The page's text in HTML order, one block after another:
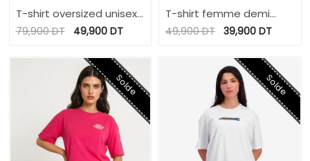
T-shirt oversized unisexe
manches courtes FAST
79,900DT 49,900DT
T-shirt femme demi
manche نوارة
49,900DT 39,900 DT
Solde Solde